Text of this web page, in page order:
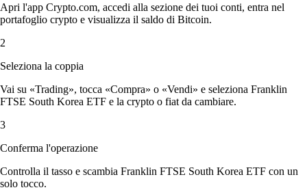
Apri l'app Crypto.com, accedi alla sezione dei tuoi conti, entra nel
portafoglio crypto e visualizza il saldo di Bitcoin.
2
Seleziona la coppia
Vai su «Trading», tocca «Compra» o «Vendi» e seleziona Franklin
FTSE South Korea ETF e la crypto o fiat da cambiare.
3
Conferma l'operazione
Controlla il tasso e scambia Franklin FTSE South Korea ETF con un
solo tocco.